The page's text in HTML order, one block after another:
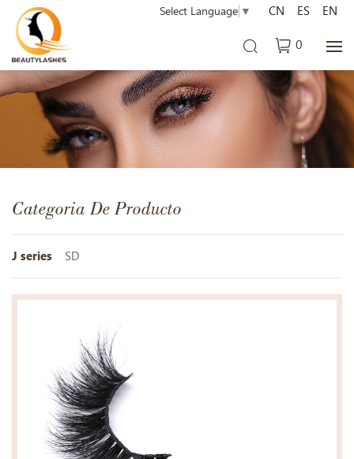
Select Language ▼
0
CN ES EN
Categoria De Producto
J series SD